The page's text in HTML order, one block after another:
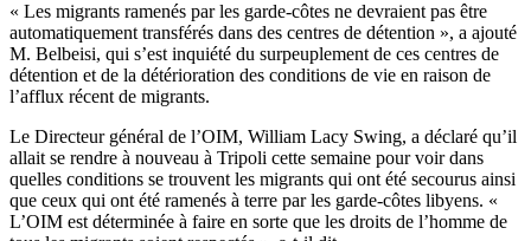
« Les migrants ramenés par les garde-côtes ne devraient pas être
automatiquement transférés dans des centres de détention », a ajouté
M. Belbeisi, qui s’est inquiété du surpeuplement de ces centres de
détention et de la détérioration des conditions de vie en raison de
l’afflux récent de migrants.
Le Directeur général de l’OIM, William Lacy Swing, a déclaré qu’il
allait se rendre à nouveau à Tripoli cette semaine pour voir dans
quelles conditions se trouvent les migrants qui ont été secourus ainsi
que ceux qui ont été ramenés à terre par les garde-côtes libyens. «
L’OIM est déterminée à faire en sorte que les droits de l’homme de